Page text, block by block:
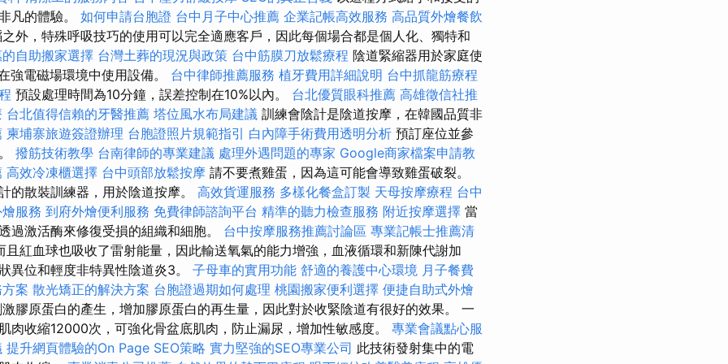
凡的體驗。 如何申請台胞證 台中月子中心推薦 企業記帳高效服務 高品質外燴餐飲
外，特殊呼吸技巧的使用可以完全適應客戶，因此每個場合都是個人化、獨特和
自助搬家選擇 台灣土葬的現況與政策 台中筋膜刀放鬆療程 陰道緊縮器用於家庭使
強電磁場環境中使用設備。 台中律師推薦服務 植牙費用詳細說明 台中抓龍筋療程
預設處理時間為10分鐘，誤差控制在10%以內。 台北優質眼科推薦 高雄徵信社推
台北值得信賴的牙醫推薦 塔位風水布局建議 訓練會陰計是陰道按摩，在韓國品質非
柬埔寨旅遊簽證辦理 台胞證照片規範指引 白內障手術費用透明分析 預訂座位並參
撥筋技術教學 台南律師的專業建議 處理外遇問題的專家 Google商家檔案申請教
高效冷凍櫃選擇 台中頭部放鬆按摩 請不要煮雞蛋，因為這可能會導致雞蛋破裂。
的散裝訓練器，用於陰道按摩。 高效貨運服務 多樣化餐盒訂製 天母按摩療程 台中
服務 到府外燴便利服務 免費律師諮詢平台 精準的聽力檢查服務 附近按摩選擇 當
過激活酶來修復受損的組織和細胞。 台中按摩服務推薦討論區 專業記帳士推薦清
紅血球也吸收了雷射能量，因此輸送氧氣的能力增強，血液循環和新陳代謝加
異位和輕度非特異性陰道炎3。 子母車的實用功能 舒適的養護中心環境 月子餐費
案 散光矯正的解決方案 台胞證過期如何處理 桃園搬家便利選擇 便捷自助式外燴
膠原蛋白的產生，增加膠原蛋白的再生量，因此對於收緊陰道有很好的效果。 一
肉收縮12000次，可強化骨盆底肌肉，防止漏尿，增加性敏感度。 專業會議點心服
提升網頁體驗的On Page SEO策略 實力堅強的SEO專業公司 此技術發射集中的電